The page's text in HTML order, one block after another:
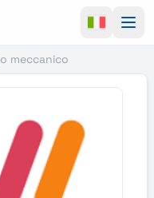
meccanico